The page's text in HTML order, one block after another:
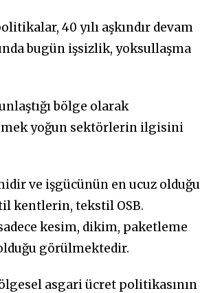
40 yılı aşkındır devam
bugün işsizlik, yoksullaşma
bölge olarak
yoğun sektörlerin ilgisini
ve işgücünün en ucuz olduğu
kentlerin, tekstil OSB.
kesim, dikim, paketleme
görülmektedir.
asgari ücret politikasının